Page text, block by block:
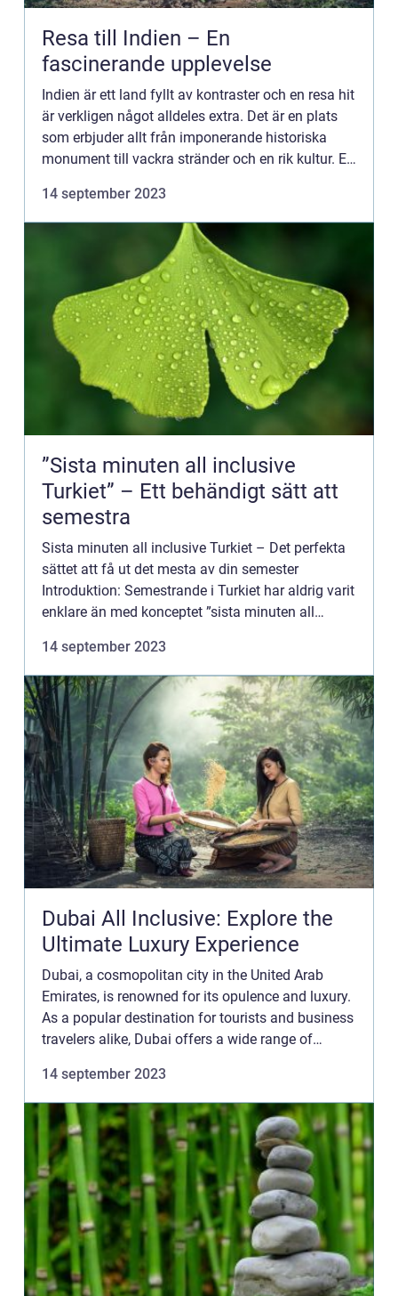
Resa till Indien – En
fascinerande upplevelse
Indien är ett land fyllt av kontraster och en resa hit
är verkligen något alldeles extra. Det är en plats
som erbjuder allt från imponerande historiska
monument till vackra stränder och en rik kultur. En
14 september 2023
”Sista minuten all inclusive
Turkiet” – Ett behändigt sätt att
semestra
Sista minuten all inclusive Turkiet – Det perfekta
sättet att få ut det mesta av din semester
Introduktion: Semestrande i Turkiet har aldrig varit
enklare än med konceptet ”sista minuten all
14 september 2023
Dubai All Inclusive: Explore the
Ultimate Luxury Experience
Dubai, a cosmopolitan city in the United Arab
Emirates, is renowned for its opulence and luxury.
As a popular destination for tourists and business
travelers alike, Dubai offers a wide range of
that has gain...
14 september 2023